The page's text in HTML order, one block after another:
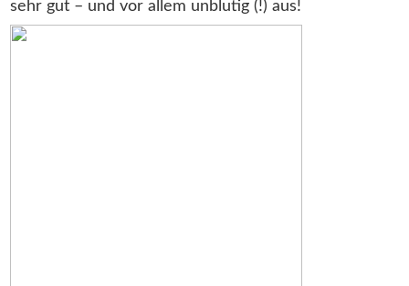
sehr gut – und vor allem unblutig (!) aus!